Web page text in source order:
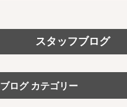
スタッフブログ
ブログ カテゴリー